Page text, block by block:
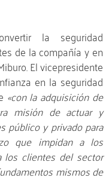
la seguridad
de la compañía y en
El vicepresidente
en la seguridad
«con la adquisición de
misión de actuar y
público y privado para
que impidan a los
los clientes del sector
mismos de